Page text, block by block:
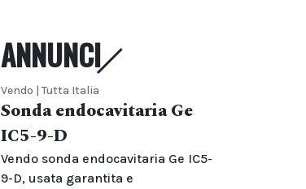
ANNUNCI
Vendo | Tutta Italia
Sonda endocavitaria Ge
IC5-9-D
Vendo sonda endocavitaria Ge IC5-
9-D, usata garantita e